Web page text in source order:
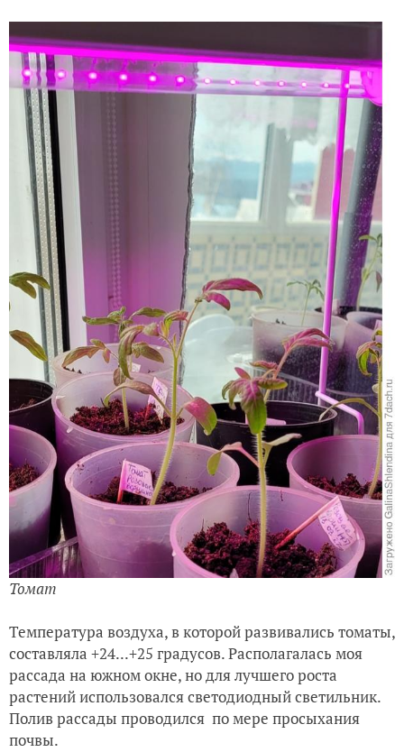
Томат
Температура воздуха, в которой развивались томаты,
составляла +24...+25 градусов. Располагалась моя
рассада на южном окне, но для лучшего роста
растений использовался светодиодный светильник.
Полив рассады проводился по мере просыхания
почвы.